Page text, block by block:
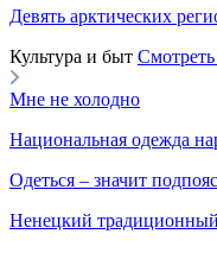
Девять арктических
Культура и быт Смотреть
Мне не холодно
Национальная одежда
Одеться – значит
Ненецкий